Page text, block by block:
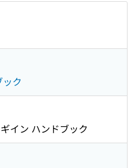
ク
イン ハンドブック